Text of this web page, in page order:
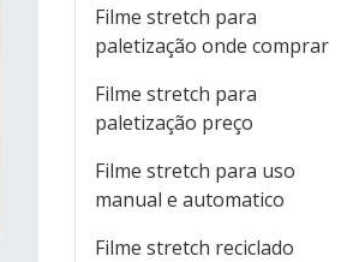
Filme stretch para
paletização onde comprar
Filme stretch para
paletização preço
Filme stretch para uso
manual e automatico
Filme stretch reciclado